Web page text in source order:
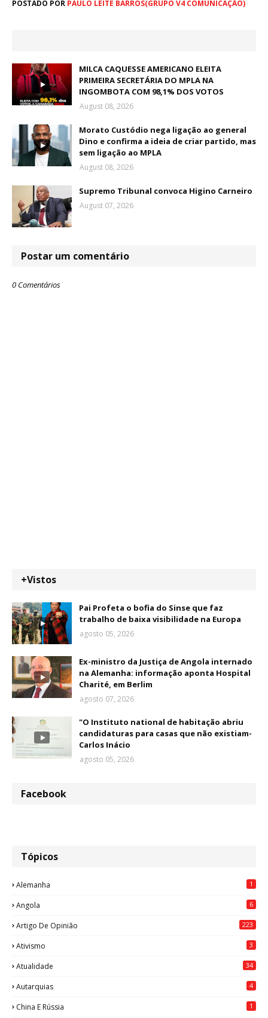
POSTADO POR PAULO LEITE BARROS(GRUPO V4 COMUNICAÇÃO)
MILCA CAQUESSE AMERICANO ELEITA
PRIMEIRA SECRETÁRIA DO MPLA NA
INGOMBOTA COM 98,1% DOS VOTOS
August 08, 2026
Morato Custódio nega ligação ao general
Dino e confirma a ideia de criar partido, mas
sem ligação ao MPLA
August 08, 2026
Supremo Tribunal convoca Higino Carneiro
August 07, 2026
Postar um comentário
0 Comentários
+Vistos
Pai Profeta o bofia do Sinse que faz
trabalho de baixa visibilidade na Europa
agosto 05, 2026
Ex-ministro da Justiça de Angola internado
na Alemanha: informação aponta Hospital
Charité, em Berlim
agosto 07, 2026
"O Instituto national de habitação abriu
candidaturas para casas que não existiam-
Carlos Inácio
agosto 05, 2026
Facebook
Tópicos
Alemanha 1
Angola 6
Artigo De Opinião 223
Ativismo 3
Atualidade 34
Autarquias 4
China E Rússia 1